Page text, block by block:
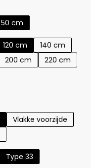
50 cm
120 cm
140 cm
200 cm
220 cm
Vlakke voorzijde
Type 33